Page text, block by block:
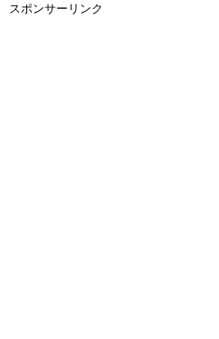
スポンサーリンク